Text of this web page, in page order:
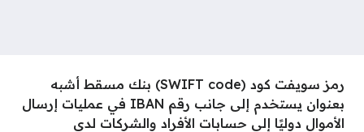
رمز سويفت كود (SWIFT code) بنك مسقط أشبه
بعنوان يستخدم إلى جانب رقم IBAN في عمليات إرسال
الأموال دوليًا إلى حسابات الأفراد والشركات لدى